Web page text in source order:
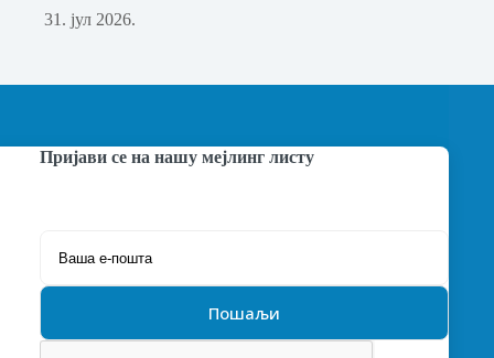
31. јул 2026.
Пријави се на нашу мејлинг листу